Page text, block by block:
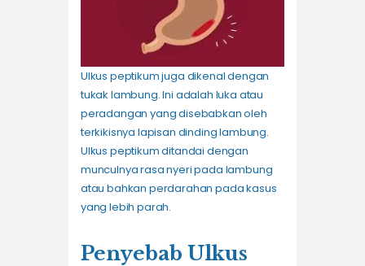
Ulkus peptikum juga dikenal dengan
tukak lambung. Ini adalah luka atau
peradangan yang disebabkan oleh
terkikisnya lapisan dinding lambung.
Ulkus peptikum ditandai dengan
munculnya rasa nyeri pada lambung
atau bahkan perdarahan pada kasus
yang lebih parah.
Penyebab Ulkus